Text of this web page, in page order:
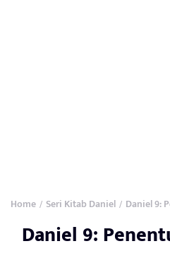
Home / Seri Kitab Daniel / Daniel 9:
Daniel 9: